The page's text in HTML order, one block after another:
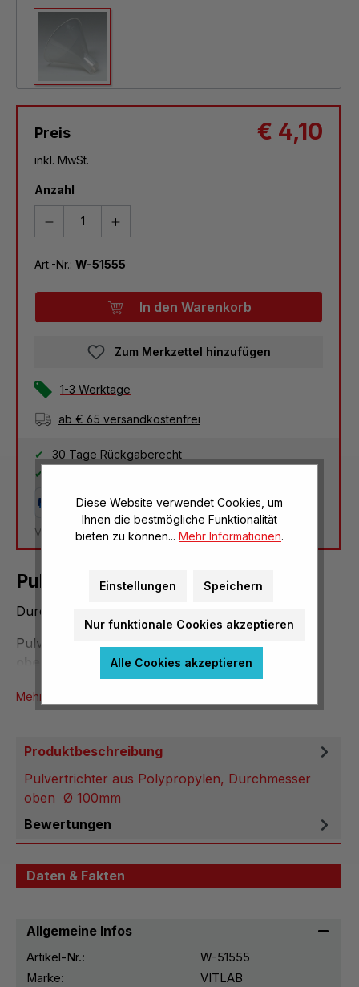
Preis € 4,10
inkl. MwSt.
Anzahl
Art.-Nr.: W-51555
In den Warenkorb
Zum Merkzettel hinzufügen
1-3 Werktage
ab € 65 versandkostenfrei
30 Tage Rückgaberecht
Versandkosten Deutschland: € 3,95
Pulvertrichter aus Polypropylen
Durchmesser oben Ø 100mm
Pulvertrichter aus Polypropylen,Durchmesser
Ø 100mm
Mehr Produktinformationen
Produktbeschreibung
Pulvertrichter aus Polypropylen, Durchmesser
oben Ø 100mm
Bewertungen
Daten & Fakten
Allgemeine Infos
Artikel-Nr.:
W-51555
Marke:
VITLAB
Diese Website verwendet Cookies, um
Ihnen die bestmögliche Funktionalität
bieten zu können... Mehr Informationen.
Einstellungen Speichern
Nur funktionale Cookies akzeptieren
Alle Cookies akzeptieren